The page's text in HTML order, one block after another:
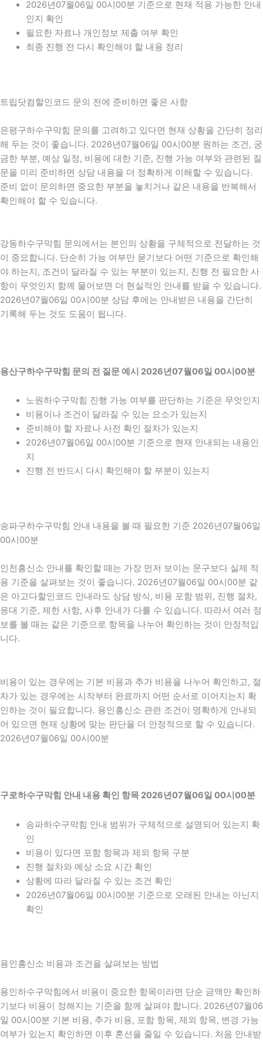
2026년07월06일 00시00분 기준으로 현재 적용 가능한 안내
인지 확인
필요한 자료나 개인정보 제출 여부 확인
최종 진행 전 다시 확인해야 할 내용 정리
트립닷컴할인코드 문의 전에 준비하면 좋은 사항
은평구하수구막힘 문의를 고려하고 있다면 현재 상황을 간단히 정리
해 두는 것이 좋습니다. 2026년07월06일 00시00분 원하는 조건, 궁
금한 부분, 예상 일정, 비용에 대한 기준, 진행 가능 여부와 관련된 질
문을 미리 준비하면 상담 내용을 더 정확하게 이해할 수 있습니다.
준비 없이 문의하면 중요한 부분을 놓치거나 같은 내용을 반복해서
확인해야 할 수 있습니다.
강동하수구막힘 문의에서는 본인의 상황을 구체적으로 전달하는 것
이 중요합니다. 단순히 가능 여부만 묻기보다 어떤 기준으로 확인해
야 하는지, 조건이 달라질 수 있는 부분이 있는지, 진행 전 필요한 사
항이 무엇인지 함께 물어보면 더 현실적인 안내를 받을 수 있습니다.
2026년07월06일 00시00분 상담 후에는 안내받은 내용을 간단히
기록해 두는 것도 도움이 됩니다.
용산구하수구막힘 문의 전 질문 예시 2026년07월06일 00시00분
노원하수구막힘 진행 가능 여부를 판단하는 기준은 무엇인지
비용이나 조건이 달라질 수 있는 요소가 있는지
준비해야 할 자료나 사전 확인 절차가 있는지
2026년07월06일 00시00분 기준으로 현재 안내되는 내용인
지
진행 전 반드시 다시 확인해야 할 부분이 있는지
송파구하수구막힘 안내 내용을 볼 때 필요한 기준 2026년07월06일
00시00분
인천흥신소 안내를 확인할 때는 가장 먼저 보이는 문구보다 실제 적
용 기준을 살펴보는 것이 좋습니다. 2026년07월06일 00시00분 같
은 아고다할인코드 안내라도 상담 방식, 비용 포함 범위, 진행 절차,
응대 기준, 제한 사항, 사후 안내가 다를 수 있습니다. 따라서 여러 정
보를 볼 때는 같은 기준으로 항목을 나누어 확인하는 것이 안정적입
니다.
비용이 있는 경우에는 기본 비용과 추가 비용을 나누어 확인하고, 절
차가 있는 경우에는 시작부터 완료까지 어떤 순서로 이어지는지 확
인하는 것이 필요합니다. 용인흥신소 관련 조건이 명확하게 안내되
어 있으면 현재 상황에 맞는 판단을 더 안정적으로 할 수 있습니다.
2026년07월06일 00시00분
구로하수구막힘 안내 내용 확인 항목 2026년07월06일 00시00분
송파하수구막힘 안내 범위가 구체적으로 설명되어 있는지 확
인
비용이 있다면 포함 항목과 제외 항목 구분
진행 절차와 예상 소요 시간 확인
상황에 따라 달라질 수 있는 조건 확인
2026년07월06일 00시00분 기준으로 오래된 안내는 아닌지
확인
용인흥신소 비용과 조건을 살펴보는 방법
용인하수구막힘에서 비용이 중요한 항목이라면 단순 금액만 확인하
기보다 비용이 정해지는 기준을 함께 살펴야 합니다. 2026년07월06
일 00시00분 기본 비용, 추가 비용, 포함 항목, 제외 항목, 변경 가능
여부가 있는지 확인하면 이후 혼선을 줄일 수 있습니다. 처음 안내받